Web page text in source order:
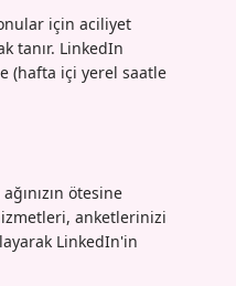
için aciliyet
tanır. LinkedIn
(hafta içi yerel saatle
ötesine
anketlerinizi
LinkedIn'in